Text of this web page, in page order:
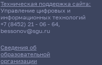
Сведения об
образовательной
организации
Техническая поддержка сайта:
Управление цифровых и
информационных технологий
+7 (8452) 21 - 06 - 64,
bessonov@sgu.ru